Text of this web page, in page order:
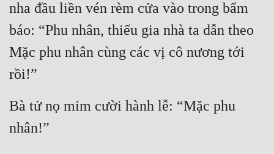
nha đầu liền vén rèm cửa vào trong bẩm
báo: “Phu nhân, thiếu gia nhà ta dẫn theo
Mặc phu nhân cùng các vị cô nương tới
rồi!”
Bà tử nọ mỉm cười hành lễ: “Mặc phu
nhân!”